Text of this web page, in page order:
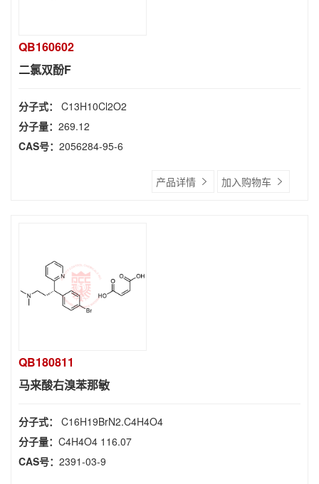
QB160602
二氯双酚F
分子式： C13H10Cl2O2
分子量： 269.12
CAS号： 2056284-95-6
产品详情 加入购物车
QB180811
马来酸右溴苯那敏
分子式： C16H19BrN2.C4H4O4
分子量： C4H4O4 116.07
CAS号： 2391-03-9